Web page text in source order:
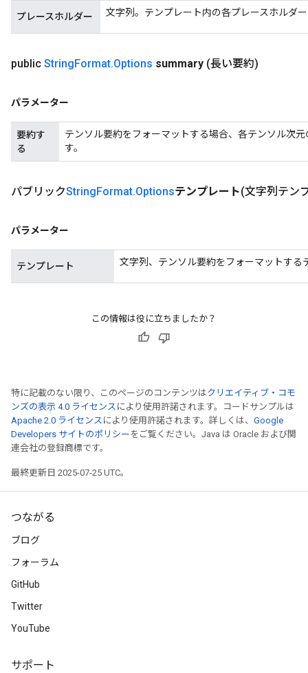
プレースホルダー 文字列。テンプレート内の各プレースホルダ
public StringFormat.Options summary (長い要約)
パラメーター
要約す
る
テンソル要約をフォーマットする場合、各テンソル次
す。
パブリックStringFormat.Optionsテンプレート(文字列テン
パラメーター
テンプレート 文字列、テンソル要約をフォーマットする
この情報は役に立ちましたか？
特に記載のない限り、このページのコンテンツはクリエイティブ・コモ
ンズの表示 4.0 ライセンス により使用許諾されます。コードサンプルは
Apache 2.0 ライセンス により使用許諾されます。詳しくは、 Google
Developers サイトのポリシー をご覧ください。Java は Oracle および関
連会社の登録商標です。
最終更新日 2025-07-25 UTC。
つながる
ブログ
フォーラム
GitHub
Twitter
YouTube
サポート